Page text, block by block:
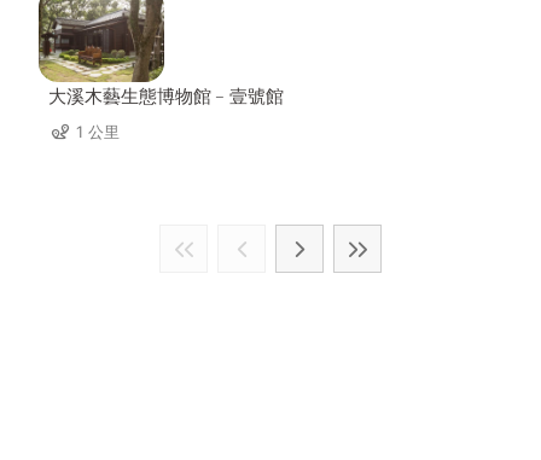
大溪木藝生態博物館﹣壹號館
1 公里